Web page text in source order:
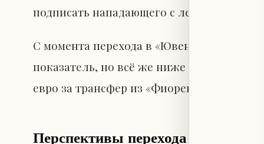
подписать нападающего с левой ногой на
С момента перехода в «Ювентус»
показатель, но всё же ниже ожиданий
евро за трансфер из «Фиорентины» зимой